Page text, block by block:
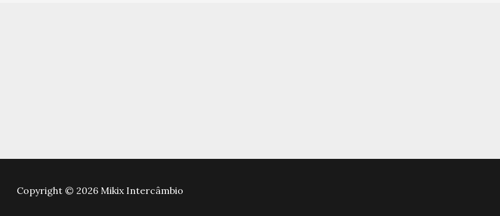
Copyright © 2026 Mikix Intercâmbio